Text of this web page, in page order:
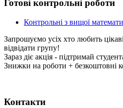
Готові контрольні роботи
Контрольні з вищої
Запрошуємо усіх хто любить
відвідати групу!
Зараз діє акція - підтримай
Знижки на роботи + безкоштовні
Контакти